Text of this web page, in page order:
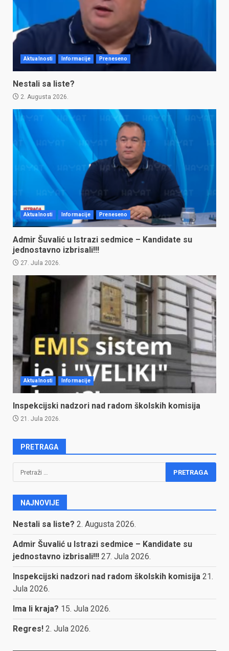
Aktualnosti Informacije Preneseno
Nestali sa liste?
2. Augusta 2026.
Aktualnosti Informacije Preneseno
Admir Šuvalić u Istrazi sedmice – Kandidate su
jednostavno izbrisali!!!
27. Jula 2026.
Aktualnosti Informacije
Inspekcijski nadzori nad radom školskih komisija
21. Jula 2026.
PRETRAGA
Pretraga:
NAJNOVIJE
Nestali sa liste? 2. Augusta 2026.
Admir Šuvalić u Istrazi sedmice – Kandidate su
jednostavno izbrisali!!! 27. Jula 2026.
Inspekcijski nadzori nad radom školskih komisija 21.
Jula 2026.
Ima li kraja? 15. Jula 2026.
Regres! 2. Jula 2026.